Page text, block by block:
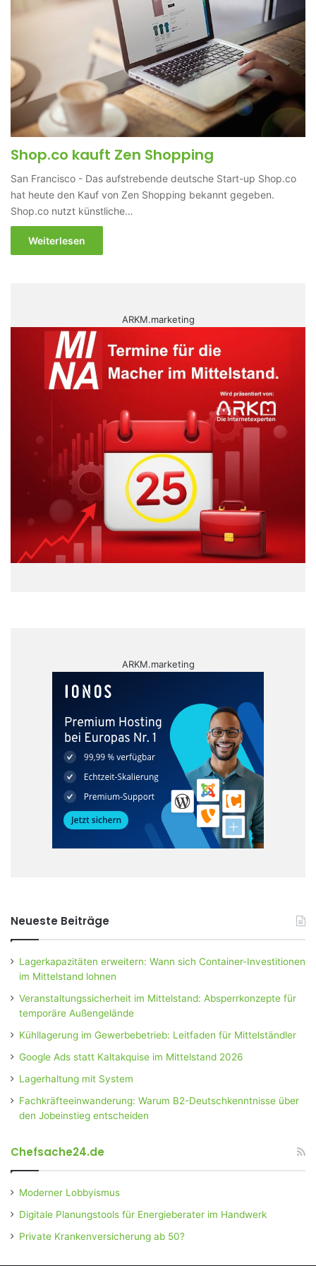
Shop.co kauft Zen Shopping
San Francisco - Das aufstrebende deutsche Start-up Shop.co
hat heute den Kauf von Zen Shopping bekannt gegeben.
Shop.co nutzt künstliche…
Weiterlesen
ARKM.marketing
ARKM.marketing
Neueste Beiträge
Lagerkapazitäten erweitern: Wann sich Container-Investitionen
im Mittelstand lohnen
Veranstaltungssicherheit im Mittelstand: Absperrkonzepte für
temporäre Außengelände
Kühllagerung im Gewerbebetrieb: Leitfaden für Mittelständler
Google Ads statt Kaltakquise im Mittelstand 2026
Lagerhaltung mit System
Fachkräfteeinwanderung: Warum B2-Deutschkenntnisse über
den Jobeinstieg entscheiden
Chefsache24.de
Moderner Lobbyismus
Digitale Planungstools für Energieberater im Handwerk
Private Krankenversicherung ab 50?